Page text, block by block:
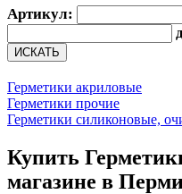
Артикул:
ИСКАТЬ
Герметики акриловые
Герметики прочие
Герметики силиконовые,
Купить
магазине в